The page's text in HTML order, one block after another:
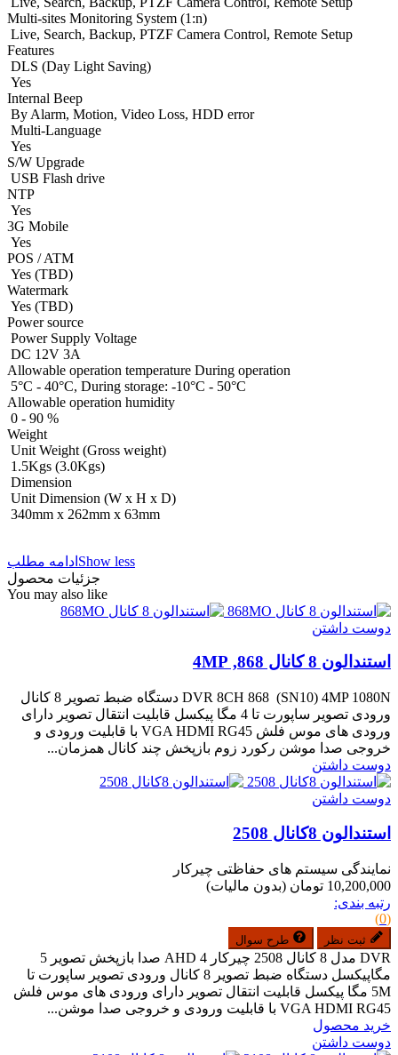
Multi-sites Monitoring System (1:n)
Live, Search, Backup, PTZF Camera Control, Remote Setup
Features
DLS (Day Light Saving)
Yes
Internal Beep
By Alarm, Motion, Video Loss, HDD error
Multi-Language
Yes
S/W Upgrade
USB Flash drive
NTP
Yes
3G Mobile
Yes
POS / ATM
Yes (TBD)
Watermark
Yes (TBD)
Power source
Power Supply Voltage
DC 12V 3A
Allowable operation temperature During operation
5°C - 40°C, During storage: -10°C - 50°C
Allowable operation humidity
0 - 90 %
Weight
Unit Weight (Gross weight)
1.5Kgs (3.0Kgs)
Dimension
Unit Dimension (W x H x D)
340mm x 262mm x 63mm
ادامه مطلب Show less
جزئیات محصول
You may also like
دوست داشتن
استندالون 8 کانال 868, 4MP
DVR 8CH 868 (SN10) 4MP 1080N دستگاه ضبط تصویر 8 کانال
ورودی تصویر ساپورت تا 4 مگا پیکسل قابلیت انتقال تصویر دارای
ورودی های موس فلش VGA HDMI RG45 با قابلیت ورودی و
خروجی صدا موشن رکورد زوم بازپخش چند کانال همزمان...
دوست داشتن
دوست داشتن
استندالون 8کانال 2508
نمایندگی سیستم های حفاظتی چیرکار
10,200,000 تومان
(بدون مالیات)
رتبه بندی:
(0)
ثبت نظر طرح سوال
DVR مدل 8 کانال 2508 چیرکار AHD 4 صدا بازپخش تصویر 5
مگاپیکسل دستگاه ضبط تصویر 8 کانال ورودی تصویر ساپورت تا
5M مگا پیکسل قابلیت انتقال تصویر دارای ورودی های موس فلش
VGA HDMI RG45 با قابلیت ورودی و خروجی صدا موشن...
خرید محصول
دوست داشتن